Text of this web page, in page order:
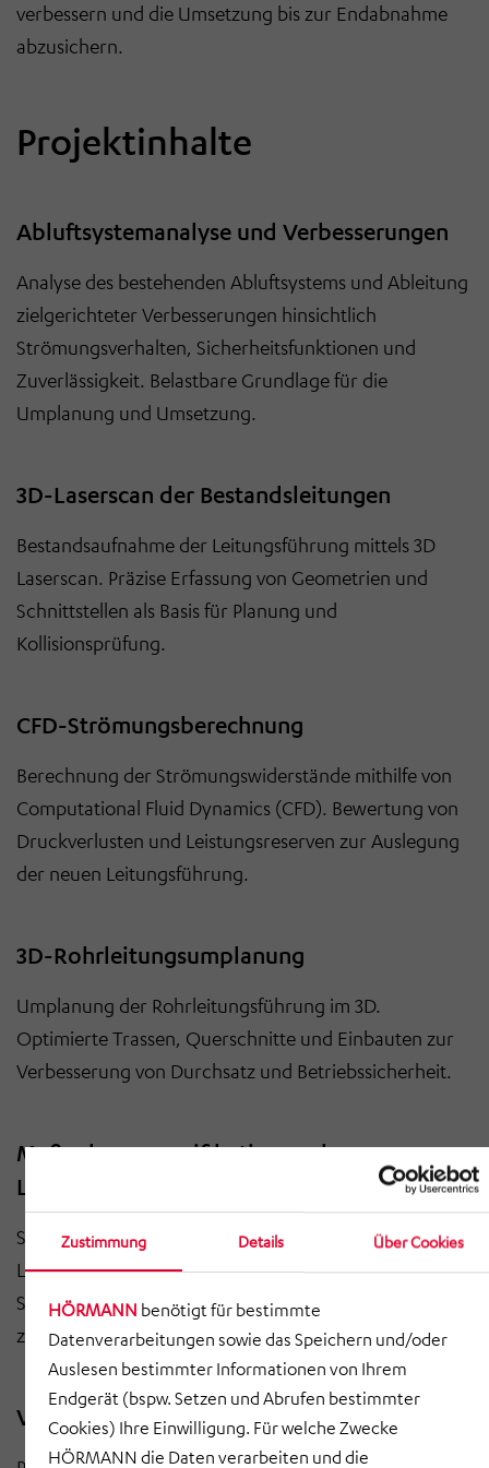
Zustimmung Details Über Cookies
HÖRMANN benötigt für bestimmte
Datenverarbeitungen sowie das Speichern und/oder
Auslesen bestimmter Informationen von Ihrem
Endgerät (bspw. Setzen und Abrufen bestimmter
Cookies) Ihre Einwilligung. Für welche Zwecke
HÖRMANN die Daten verarbeiten und die
verbessern und die Umsetzung bis zur Endabnahme
abzusichern.
Projektinhalte
Abluftsystemanalyse und Verbesserungen
Analyse des bestehenden Abluftsystems und Ableitung
zielgerichteter Verbesserungen hinsichtlich
Strömungsverhalten, Sicherheitsfunktionen und
Zuverlässigkeit. Belastbare Grundlage für die
Umplanung und Umsetzung.
3D-Laserscan der Bestandsleitungen
Bestandsaufnahme der Leitungsführung mittels 3D
Laserscan. Präzise Erfassung von Geometrien und
Schnittstellen als Basis für Planung und
Kollisionsprüfung.
CFD-Strömungsberechnung
Berechnung der Strömungswiderstände mithilfe von
Computational Fluid Dynamics (CFD). Bewertung von
Druckverlusten und Leistungsreserven zur Auslegung
der neuen Leitungsführung.
3D-Rohrleitungsumplanung
Umplanung der Rohrleitungsführung im 3D.
Optimierte Trassen, Querschnitte und Einbauten zur
Verbesserung von Durchsatz und Betriebssicherheit.
Maßnahmenspezifikation und
Lieferantenauswahl
Spezifizierung der Umbaumaßnahmen mit klaren
Leistungs- und Schnittstellenbeschreibungen.
Strukturierte Lieferantenauswahl und Betreuung bis
zur Beauftragung.
Vor-Ort-Planung und Überwachung